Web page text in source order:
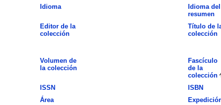
Idioma
Idioma del
resumen
Editor de la
colección
Título de
colección
Volumen de
la colección
Fascículo
de la
colección
ISSN ISBN
Área